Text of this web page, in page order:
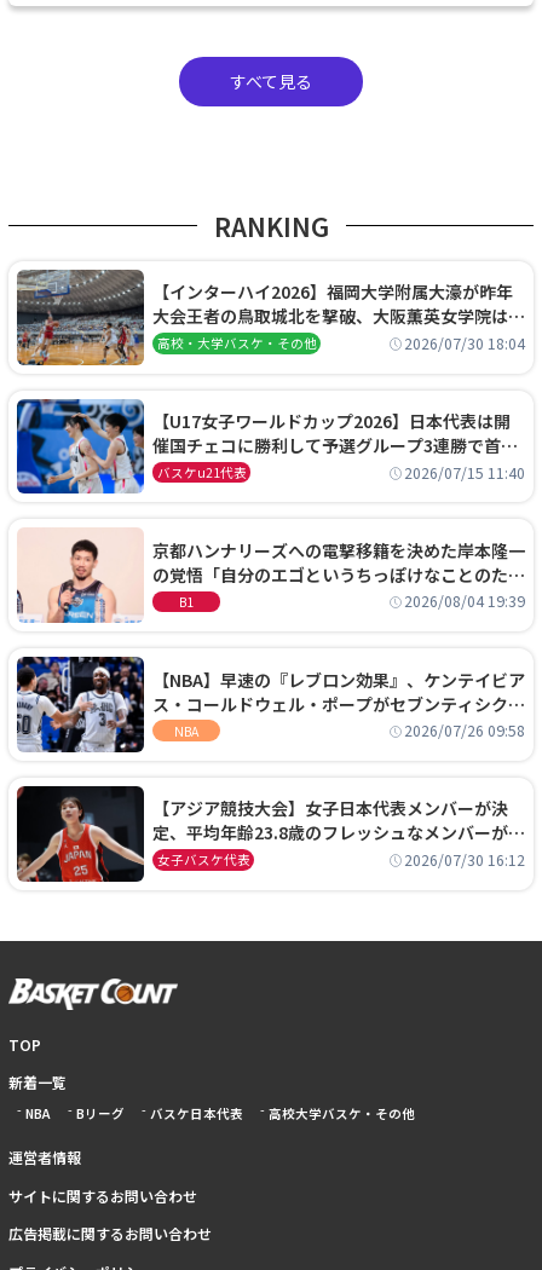
すべて見る
RANKING
【インターハイ2026】福岡大学附属大濠が昨年
大会王者の鳥取城北を撃破、大阪薫英女学院は岐
阜女子に完勝、大会3日目試合結果
高校・大学バスケ・その他 2026/07/30 18:04
【U17女子ワールドカップ2026】日本代表は開
催国チェコに勝利して予選グループ3連勝で首位
通過！準々決勝の相手はエジプトに決定
バスケu21代表 2026/07/15 11:40
京都ハンナリーズへの電撃移籍を決めた岸本隆一
の覚悟「自分のエゴというちっぽけなことのため
に、京都に来たわけではない」
B1 2026/08/04 19:39
【NBA】早速の『レブロン効果』、ケンテイビア
ス・コールドウェル・ポープがセブンティシクサ
ーズに1年契約で加入
NBA 2026/07/26 09:58
【アジア競技大会】女子日本代表メンバーが決
定、平均年齢23.8歳のフレッシュなメンバーが日
本開催の大舞台で頂点を狙う
女子バスケ代表 2026/07/30 16:12
TOP
新着一覧
NBA Bリーグ バスケ日本代表 高校大学バスケ・その他
運営者情報
サイトに関するお問い合わせ
広告掲載に関するお問い合わせ